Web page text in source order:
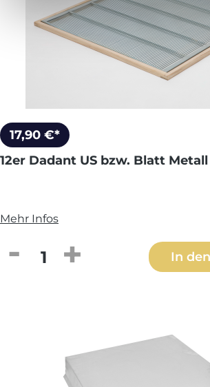
17,90 €*
12er Dadant US bzw. Blatt
Mehr Infos
Produkt Anzahl: Gib den
In